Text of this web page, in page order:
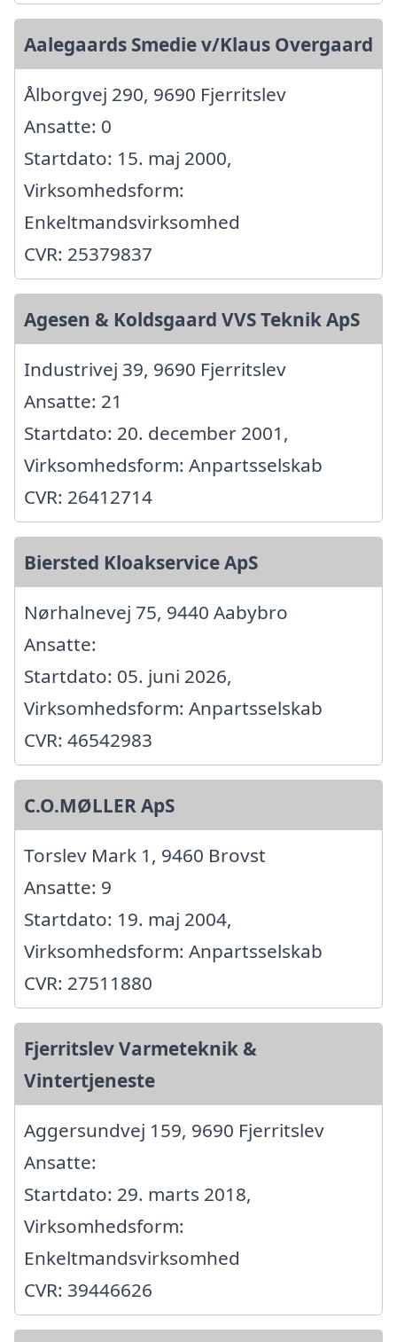
Aalegaards Smedie v/Klaus Overgaard
Ålborgvej 290, 9690 Fjerritslev
Ansatte: 0
Startdato: 15. maj 2000,
Virksomhedsform:
Enkeltmandsvirksomhed
CVR: 25379837
Agesen & Koldsgaard VVS Teknik ApS
Industrivej 39, 9690 Fjerritslev
Ansatte: 21
Startdato: 20. december 2001,
Virksomhedsform: Anpartsselskab
CVR: 26412714
Biersted Kloakservice ApS
Nørhalnevej 75, 9440 Aabybro
Ansatte:
Startdato: 05. juni 2026,
Virksomhedsform: Anpartsselskab
CVR: 46542983
C.O.MØLLER ApS
Torslev Mark 1, 9460 Brovst
Ansatte: 9
Startdato: 19. maj 2004,
Virksomhedsform: Anpartsselskab
CVR: 27511880
Fjerritslev Varmeteknik &
Vintertjeneste
Aggersundvej 159, 9690 Fjerritslev
Ansatte:
Startdato: 29. marts 2018,
Virksomhedsform:
Enkeltmandsvirksomhed
CVR: 39446626